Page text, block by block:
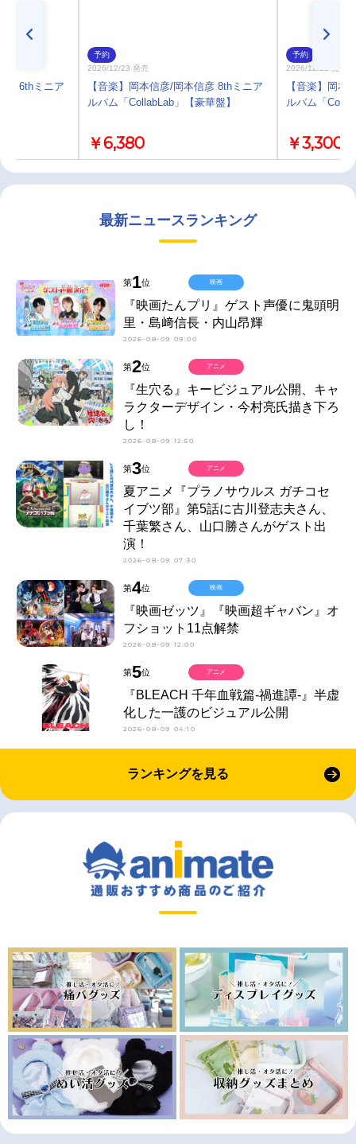
行 6thミニア
予約
2026/12/23 発売
【音楽】岡本信彦/岡本信彦 8thミニア
ルバム「CollabLab」【豪華盤】
￥6,380
予約
2026/12/23 発売
【音楽】岡本
ルバム「
￥3,300
最新ニュースランキング
第1位
『映画たんプリ』ゲスト声優に鬼頭明
里・島﨑信長・内山昂輝
2026-08-09 09:00
映画
第2位
『生穴る』キービジュアル公開、キャ
ラクターデザイン・今村亮氏描き下ろ
し！
2026-08-09 12:50
アニメ
第3位
夏アニメ『プラノサウルス ガチコセ
イブツ部』第5話に古川登志夫さん、
千葉繁さん、山口勝さんがゲスト出
演！
2026-08-09 07:30
アニメ
第4位
『映画ゼッツ』『映画超ギャバン』オ
フショット11点解禁
2026-08-09 12:00
映画
第5位
『BLEACH 千年血戦篇-禍進譚-』半虚
化した一護のビジュアル公開
2026-08-09 04:10
アニメ
ランキングを見る